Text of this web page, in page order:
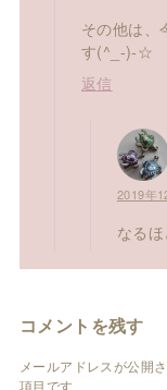
その他は、
す(^_-)-☆
返信
2019年
なる
コメントを残す
メールアドレスが公開
項目です